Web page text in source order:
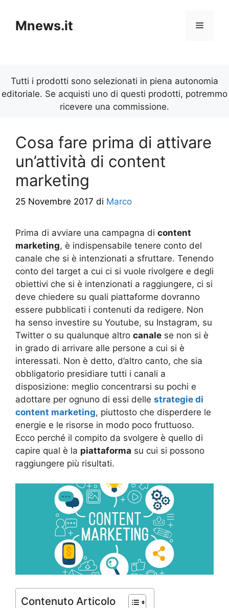
contenuto
Mnews.it Menu
Tutti i prodotti sono selezionati in piena autonomia
editoriale. Se acquisti uno di questi prodotti, potremmo
ricevere una commissione.
Cosa fare prima di attivare
un’attività di content
marketing
25 Novembre 2017 di Marco
Prima di avviare una campagna di content
marketing, è indispensabile tenere conto del
canale che si è intenzionati a sfruttare. Tenendo
conto del target a cui ci si vuole rivolgere e degli
obiettivi che si è intenzionati a raggiungere, ci si
deve chiedere su quali piattaforme dovranno
essere pubblicati i contenuti da redigere. Non
ha senso investire su Youtube, su Instagram, su
Twitter o su qualunque altro canale se non si è
in grado di arrivare alle persone a cui si è
interessati. Non è detto, d’altro canto, che sia
obbligatorio presidiare tutti i canali a
disposizione: meglio concentrarsi su pochi e
adottare per ognuno di essi delle strategie di
content marketing, piuttosto che disperdere le
energie e le risorse in modo poco fruttuoso.
Ecco perché il compito da svolgere è quello di
capire qual è la piattaforma su cui si possono
raggiungere più risultati.
Contenuto Articolo